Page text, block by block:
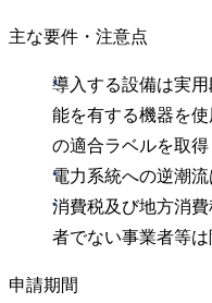
主な要件・注意点
導入する設備は実
能を有する機器を
の適合ラベルを取得
電力系統への逆潮流
消費税及び地方消
者でない事業者等は
申請期間